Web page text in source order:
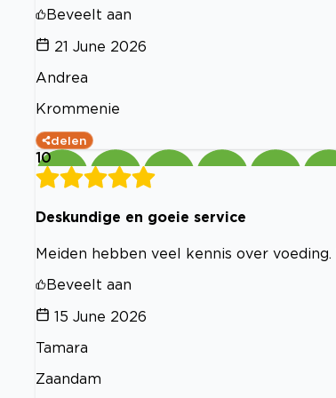
Beveelt aan
21 June 2026
Andrea
Krommenie
delen
10
Deskundige en goeie service
Meiden hebben veel kennis over
Beveelt aan
15 June 2026
Tamara
Zaandam